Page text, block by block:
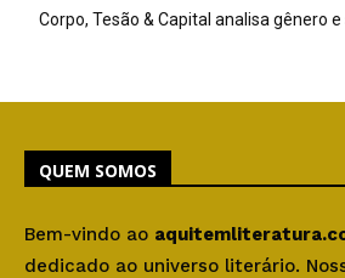
Corpo, Tesão & Capital analisa gênero
QUEM SOMOS
Bem-vindo ao
dedicado ao universo literário.